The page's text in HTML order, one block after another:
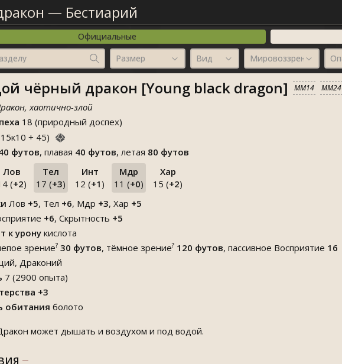
— Бестиарий
Официальные
Размер Вид Мировоззрение
чёрный дракон [Young black dragon] MM14 MM24
хаотично-злой
18 (природный доспех)
15к10 + 45)
футов, плавая 40 футов, летая 80 футов
Лов
(+2)
Тел
17 (+3)
Инт
12 (+1 )
Мдр
11 (+0)
Хар
15 (+2)
Лов +5, Тел +6, Мдр +3, Хар +5
+6, Скрытность +5
к урону кислота
зрение? 30 футов, тёмное зрение? 120 футов, пассивное Восприятие 16
Драконий
7 (2900 опыта)
+3
обитания болото
может дышать и воздухом и под водой.